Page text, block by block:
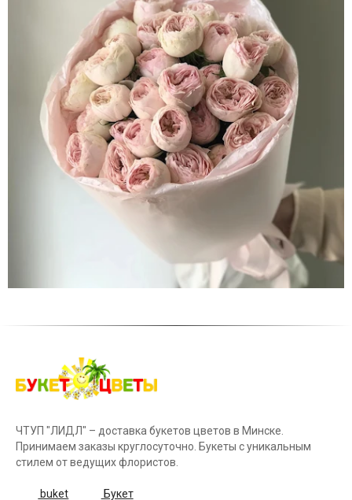
ЧТУП "ЛИДЛ" – доставка букетов цветов в Минске.
Принимаем заказы круглосуточно. Букеты с уникальным
стилем от ведущих флористов.
buket Букет